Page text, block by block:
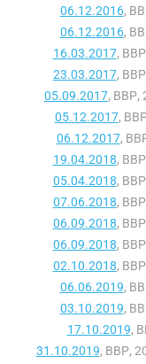
06.12.2016,
06.12.2016,
16.03.2017,
23.03.2017,
05.09.2017, ВВР,
05.12.2017,
06.12.2017,
19.04.2018,
05.04.2018,
07.06.2018,
06.09.2018,
06.09.2018,
02.10.2018,
06.06.2019,
03.10.2019,
17.10.2019,
31.10.2019, ВВР,